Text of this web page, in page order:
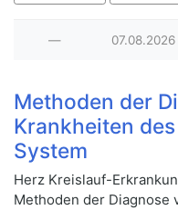
— 07.08.2026
Methoden der
Krankheiten
System
Herz Kreislauf-
Methoden der Diagnose